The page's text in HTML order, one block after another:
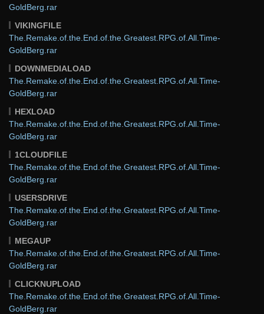
GoldBerg.rar
VIKINGFILE
The.Remake.of.the.End.of.the.Greatest.RPG.of.All.Time-
GoldBerg.rar
DOWNMEDIALOAD
The.Remake.of.the.End.of.the.Greatest.RPG.of.All.Time-
GoldBerg.rar
HEXLOAD
The.Remake.of.the.End.of.the.Greatest.RPG.of.All.Time-
GoldBerg.rar
1CLOUDFILE
The.Remake.of.the.End.of.the.Greatest.RPG.of.All.Time-
GoldBerg.rar
USERSDRIVE
The.Remake.of.the.End.of.the.Greatest.RPG.of.All.Time-
GoldBerg.rar
MEGAUP
The.Remake.of.the.End.of.the.Greatest.RPG.of.All.Time-
GoldBerg.rar
CLICKNUPLOAD
The.Remake.of.the.End.of.the.Greatest.RPG.of.All.Time-
GoldBerg.rar